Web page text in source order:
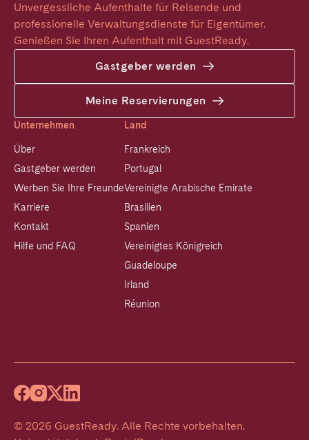
Unvergessliche Aufenthalte für Reisende und
professionelle Verwaltungsdienste für Eigentümer.
Genießen Sie Ihren Aufenthalt mit GuestReady.
Gastgeber werden
Meine Reservierungen
Unternehmen
Über
Gastgeber werden
Werben Sie Ihre Freunde
Karriere
Kontakt
Hilfe und FAQ
Land
Frankreich
Portugal
Vereinigte Arabische Emirate
Brasilien
Spanien
Vereinigtes Königreich
Guadeloupe
Irland
Réunion
© 2026 GuestReady. Alle Rechte vorbehalten.